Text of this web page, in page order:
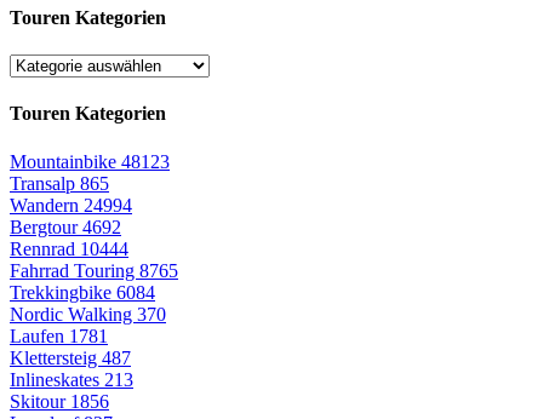
Touren Kategorien
Touren Kategorien
Mountainbike 48123
Transalp 865
Wandern 24994
Bergtour4692
Rennrad 10444
Fahrrad Touring 8765
Trekkingbike 6084
Nordic Walking 370
Laufen 1781
Klettersteig 487
Inlineskates 213
Skitour 1856